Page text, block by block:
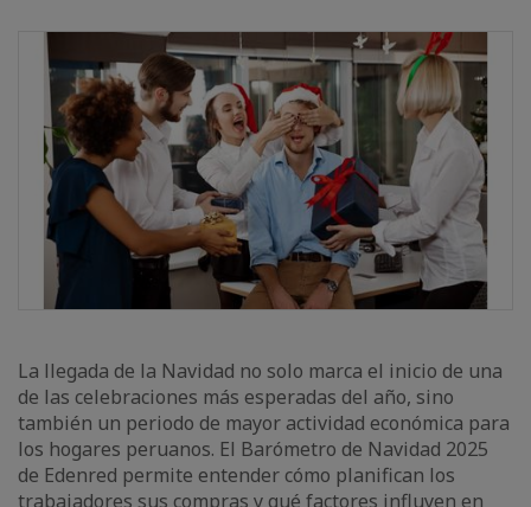
La llegada de la Navidad no solo marca el inicio de una
de las celebraciones más esperadas del año, sino
también un periodo de mayor actividad económica para
los hogares peruanos. El Barómetro de Navidad 2025
de Edenred permite entender cómo planifican los
trabajadores sus compras y qué factores influyen en